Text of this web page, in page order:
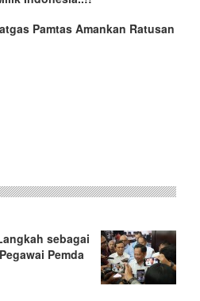
Pamtas Amankan Ratusan
sebagai
Pemda